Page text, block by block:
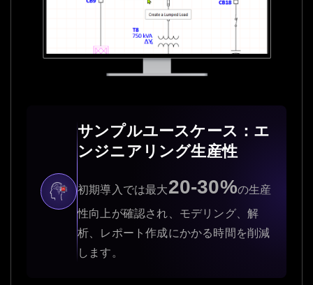
サンプルユースケース：エ
ンジニアリング生産性
初期導入では最大20-30%の生産
性向上が確認され、モデリング、解
析、レポート作成にかかる時間を削減
します。